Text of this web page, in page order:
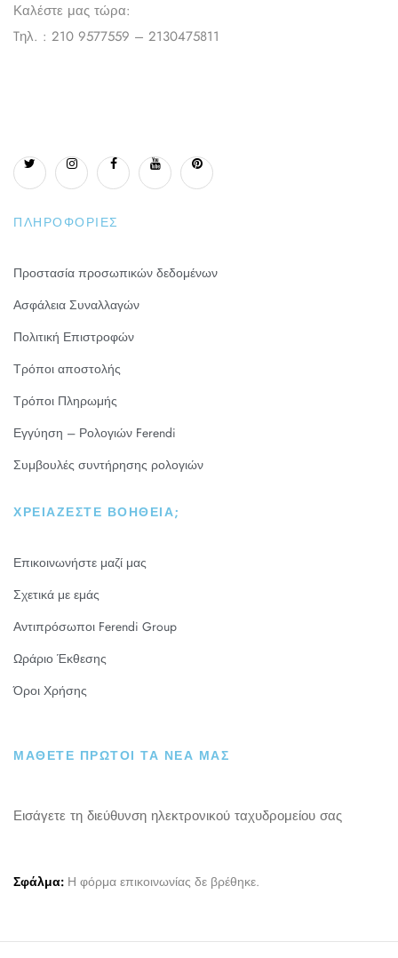
Καλέστε μας τώρα:
Tηλ. : 210 9577559 – 2130475811
ΠΛΗΡΟΦΟΡΊΕΣ
Προστασία προσωπικών δεδομένων
Ασφάλεια Συναλλαγών
Πολιτική Επιστροφών
Τρόποι αποστολής
Τρόποι Πληρωμής
Εγγύηση – Ρολογιών Ferendi
Συμβουλές συντήρησης ρολογιών
ΧΡΕΙΆΖΕΣΤΕ ΒΟΉΘΕΙΑ;
Επικοινωνήστε μαζί μας
Σχετικά με εμάς
Αντιπρόσωποι Ferendi Group
Ωράριο Έκθεσης
Όροι Χρήσης
ΜΑΘΕΤΕ ΠΡΩΤΟΙ ΤΑ ΝΕΑ ΜΑΣ
Εισάγετε τη διεύθυνση ηλεκτρονικού ταχυδρομείου σας
Σφάλμα: Η φόρμα επικοινωνίας δε βρέθηκε.